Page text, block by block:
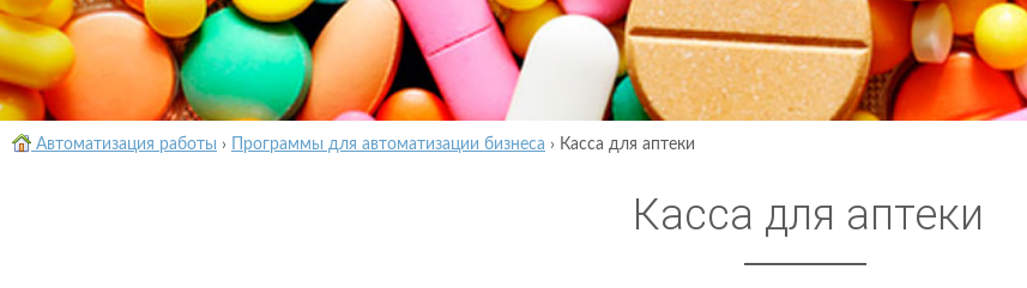
Автоматизация работы › Программы для автоматизации бизнеса › Касса для аптеки
Касса для аптеки